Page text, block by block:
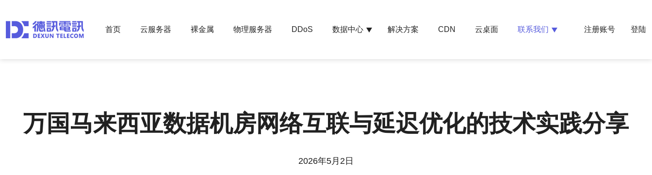
首页 云服务器 裸金属 物理服务器 DDoS 数据中心 解决方案 CDN 云桌面 联系我们 注册账号 登陆
万国马来西亚数据机房网络互联与延迟优化的技术实践分享
2026年5月2日